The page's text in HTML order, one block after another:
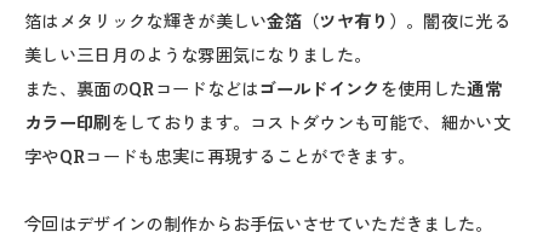
箔はメタリックな輝きが美しい金箔（ツヤ有り） 。闇夜に光る
美しい三日月のような雰囲気になりました。
また、裏面のQRコードなどはゴールドインク を使用した通常
カラー印刷をしております。コストダウンも可能で、細かい文
字やQRコードも忠実に再現することができます。
今回はデザインの制作からお手伝いさせていただきました。